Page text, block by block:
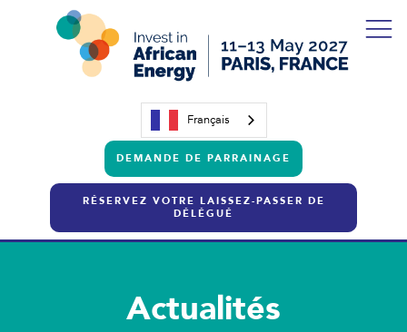
Français
DEMANDE DE PARRAINAGE
RÉSERVEZ VOTRE LAISSEZ-PASSER DE
DÉLÉGUÉ
Actualités